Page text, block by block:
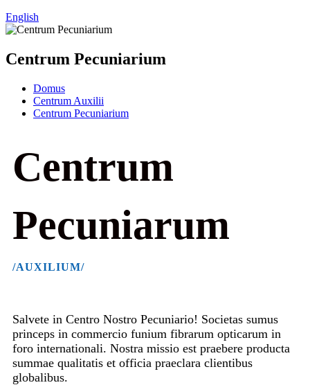
English
Centrum Pecuniarium
Domus
Centrum Auxilii
Centrum Pecuniarium
Centrum
Pecuniarum
/AUXILIUM/
Salvete in Centro Nostro Pecuniario! Societas sumus
princeps in commercio funium fibrarum opticarum in
foro internationali. Nostra missio est praebere producta
summae qualitatis et officia praeclara clientibus
globalibus.